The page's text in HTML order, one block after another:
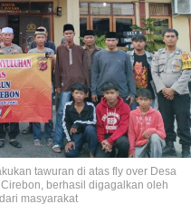
tawuran di atas fly over Desa
berhasil digagalkan oleh
masyarakat